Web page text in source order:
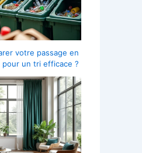
votre passage en
un tri efficace ?